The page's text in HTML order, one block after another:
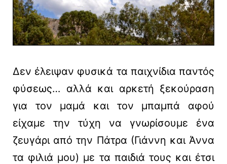
Δεν έλειψαν φυσικά τα παιχνίδια παντός
φύσεως… αλλά και αρκετή ξεκούραση
για τον μαμά και τον μπαμπά αφού
είχαμε την τύχη να γνωρίσουμε ένα
ζευγάρι από την Πάτρα (Γιάννη και Άννα
τα φιλιά μου) με τα παιδιά τους και έτσι